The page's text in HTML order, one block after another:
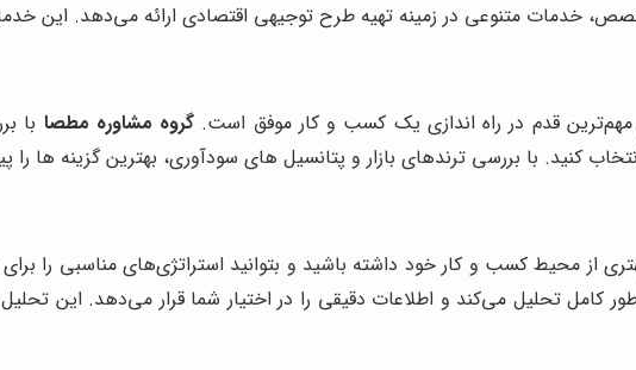
خدمات متنوعی در زمینه تهیه طرح توجیهی اقتصادی ارائه می‌دهد. این
قدم در راه اندازی یک کسب و کار موفق است. گروه مشاوره مطصا با
کنید. با بررسی ترندهای بازار و پتانسیل های سودآوری، بهترین گزینه ها
از محیط کسب و کار خود داشته باشید و بتوانید استراتژی‌های مناسبی را برای